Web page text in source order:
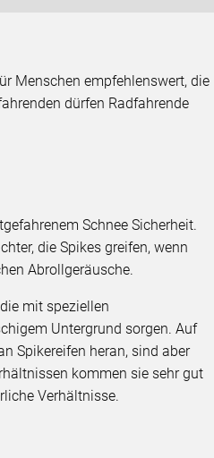
Menschen empfehlenswert, die
dürfen Radfahrende
Schnee Sicherheit.
die Spikes greifen, wenn
Abrollgeräusche.
mit speziellen
Untergrund sorgen. Auf
Spikereifen heran, sind aber
kommen sie sehr gut
Verhältnisse.